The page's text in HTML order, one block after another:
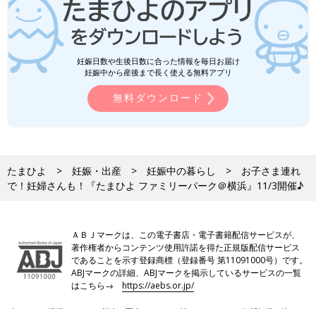
妊娠日数や生後日数に合った情報を毎日お届け
妊娠中から産後まで長く使える無料アプリ
無料ダウンロード
たまひよ 妊娠・出産 妊娠中の暮らし
お子さま連れ
で！妊婦さんも！『たまひよ ファミリーパーク＠横浜』11/3開催♪
ＡＢＪマークは、この電子書店・電子書籍配信サービスが、
著作権者からコンテンツ使用許諾を得た正規版配信サービス
であることを示す登録商標（登録番号 第11091000号）です。
ABJマークの詳細、ABJマークを掲示しているサービスの一覧
はこちら→https://aebs.or.jp/